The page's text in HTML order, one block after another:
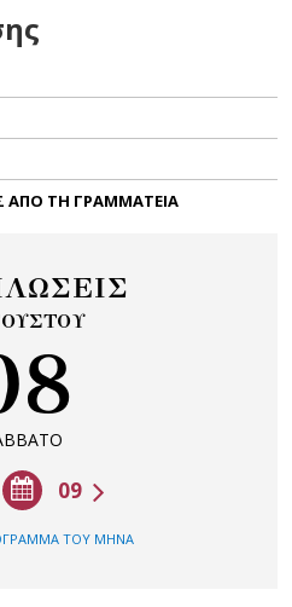
ΑΠΟ ΤΗ ΓΡΑΜΜΑΤΕΙΑ
09
ΤΟΥ ΜΗΝΑ